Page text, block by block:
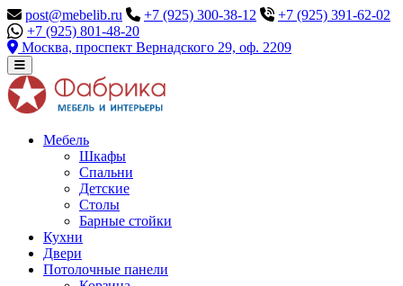
post@mebelib.ru +7 (925) 300-38-12
+7 (925) 391-62-02
+7 (925) 801-48-20
Москва, проспект Вернадского 29, оф. 2209
Мебель
Шкафы
Спальни
Детские
Столы
Барные стойки
Кухни
Двери
Потолочные панели